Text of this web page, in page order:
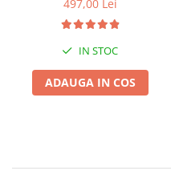
497,00 Lei
IN STOC
ADAUGA IN COS